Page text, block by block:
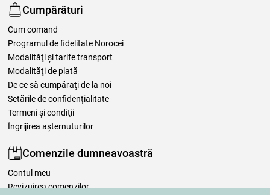
Cumpărături
Cum comand
Programul de fidelitate Norocei
Modalităţi şi tarife transport
Modalităţi de plată
De ce să cumpăraţi de la noi
Setările de confidențialitate
Termeni şi condiţii
Îngrijirea așternuturilor
Comenzile dumneavoastră
Contul meu
Revizuirea comenzilor